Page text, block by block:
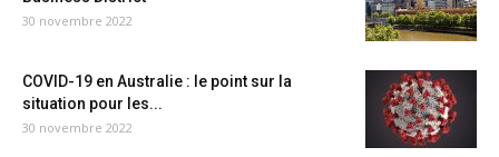
30 novembre 2022
COVID-19 en Australie : le point sur la
situation pour les...
30 novembre 2022